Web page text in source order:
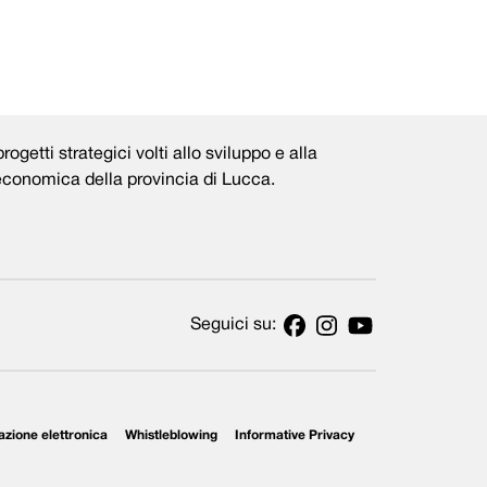
strategici volti allo sviluppo e alla
della provincia di Lucca.
Seguici su:
elettronica Whistleblowing Informative Privacy